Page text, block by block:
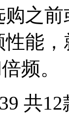
之
能
频。
共12